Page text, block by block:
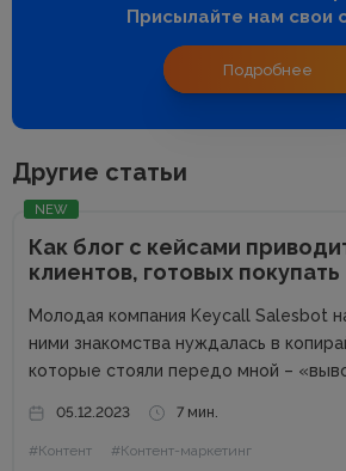
Присылайте нам свои
Подробнее
Другие статьи
NEW
Как блог с кейсами
клиентов, готовых покупать
Молодая компания Keycall Salesbot
ними знакомства нуждалась в
которые стояли передо мной –
несколько размытая, но все же ясная
предлагалась позиция...
05.12.2023 7 мин.
#Контент #Контент-маркетинг